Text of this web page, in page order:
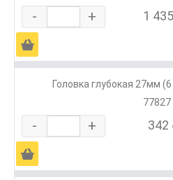
- + 1
Ä
Головка глубокая 27мм
77827
- + 342
Ä